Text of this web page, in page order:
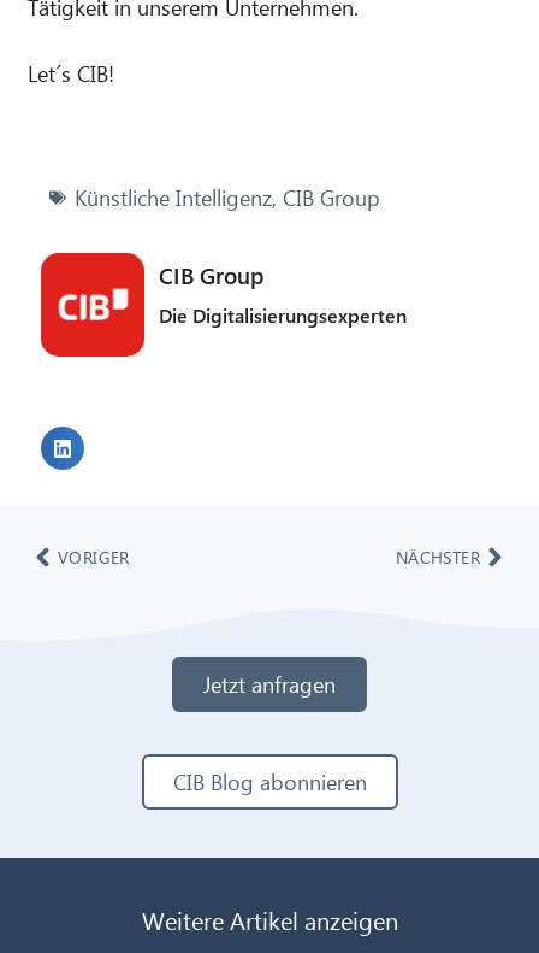
Tätigkeit in unserem Unternehmen.
Let´s CIB!
Künstliche Intelligenz, CIB Group
CIB Group
Die Digitalisierungsexperten
VORIGER NÄCHSTER
Jetzt anfragen
CIB Blog abonnieren
Weitere Artikel anzeigen